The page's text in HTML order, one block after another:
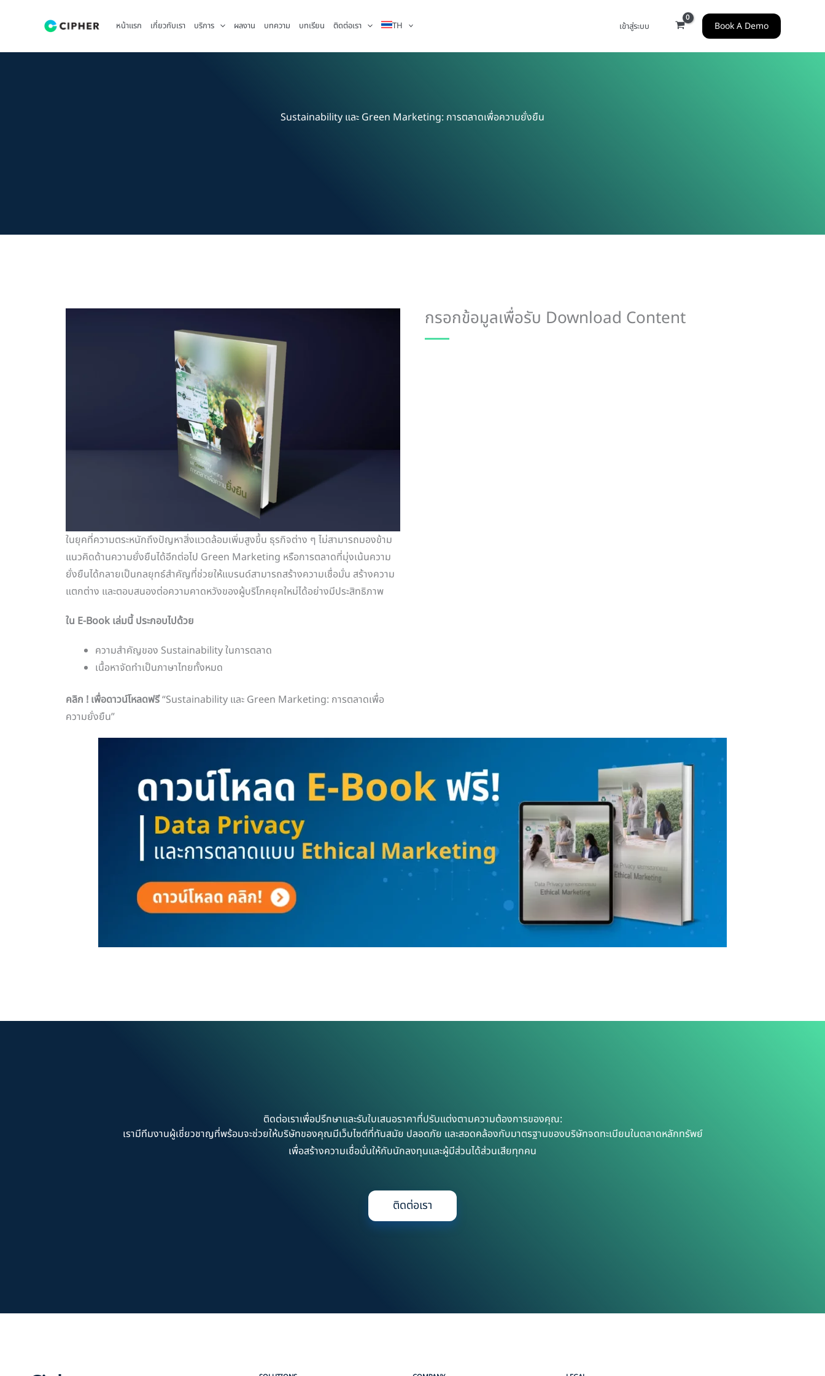
หน้าแรก เกี่ยวกับเรา บริการ ผลงาน บทความ บทเรียน ติดต่อเรา TH เข้าสู่ระบบ Book A Demo
Sustainability และ Green Marketing: การตลาดเพื่อความยั่งยืน
ในยุคที่ความตระหนักถึงปัญหาสิ่งแวดล้อมเพิ่มสูงขึ้น ธุรกิจต่าง ๆ ไม่สามารถมองข้าม
แนวคิดด้านความยั่งยืนได้อีกต่อไป Green Marketing หรือการตลาดที่มุ่งเน้นความ
ยั่งยืนได้กลายเป็นกลยุทธ์สำคัญที่ช่วยให้แบรนด์สามารถสร้างความเชื่อมั่น สร้างความ
แตกต่าง และตอบสนองต่อความคาดหวังของผู้บริโภคยุคใหม่ได้อย่างมีประสิทธิภาพ
ใน E-Book เล่มนี้ ประกอบไปด้วย
ความสำคัญของ Sustainability ในการตลาด
เนื้อหาจัดทำเป็นภาษาไทยทั้งหมด
คลิก ! เพื่อดาวน์โหลดฟรี“Sustainability และ Green Marketing: การตลาดเพื่อ
ความยั่งยืน”
กรอกข้อมูลเพื่อรับ Download Content
ติดต่อเราเพื่อปรึกษาและรับใบเสนอราคาที่ปรับแต่งตามความต้องการของคุณ:
เรามีทีมงานผู้เชี่ยวชาญที่พร้อมจะช่วยให้บริษัทของคุณมีเว็บไซต์ที่ทันสมัย ปลอดภัย และสอดคล้องกับมาตรฐานของบริษัทจดทะเบียนในตลาดหลักทรัพย์
เพื่อสร้างความเชื่อมั่นให้กับนักลงทุนและผู้มีส่วนได้ส่วนเสียทุกคน
ติดต่อเรา